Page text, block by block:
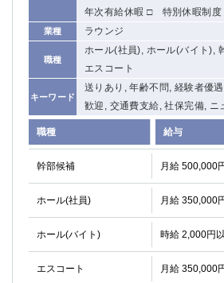
年次有給休暇 □ 特別休暇制
業種 ラウンジ
職種
ホール(社員), ホール(バイト),
エスコート
キーワード
送りあり, 年齢不問, 経験者優
歓迎, 交通費支給, 社保完備, ニ
職種 給与
幹部候補 月給 500,000
ホール(社員) 月給 350,000
ホール(バイト) 時給 2,000円
エスコート 月給 350,000
土浦 ひたち野うし
群馬県
館林
該当求人 0件 選択し